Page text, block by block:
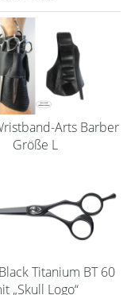
Arts Barber
Größe L
Titanium BT 60
„Skull Logo“